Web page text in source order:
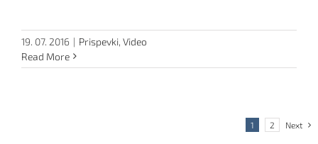
19. 07. 2016 | Prispevki, Video
Read More
1 2 Next